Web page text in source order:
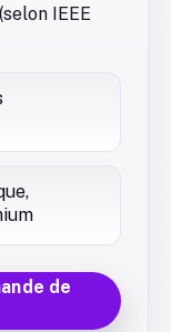
IEEE
de